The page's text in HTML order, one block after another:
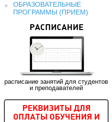
ОБРАЗОВАТЕЛЬНЫЕ
ПРОГРАММЫ (ПРИЕМ)
РАСПИСАНИЕ
расписание занятий для студентов
и преподавателей
РЕКВИЗИТЫ ДЛЯ
ОПЛАТЫ ОБУЧЕНИЯ И